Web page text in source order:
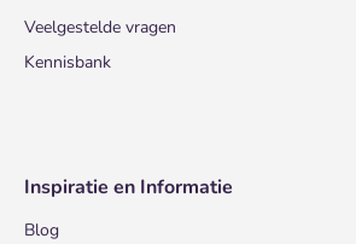
Veelgestelde vragen
Kennisbank
Inspiratie en Informatie
Blog